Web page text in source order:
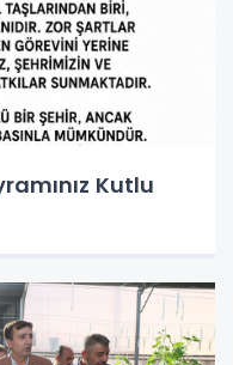
Kutlu